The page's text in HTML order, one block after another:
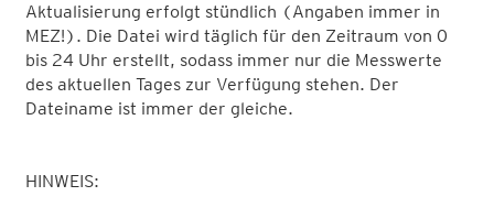
Aktualisierung erfolgt stündlich (Angaben immer in
MEZ!). Die Datei wird täglich für den Zeitraum von 0
bis 24 Uhr erstellt, sodass immer nur die Messwerte
des aktuellen Tages zur Verfügung stehen. Der
Dateiname ist immer der gleiche.
HINWEIS: